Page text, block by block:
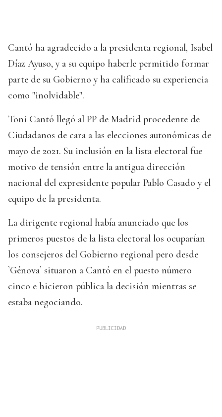
Cantó ha agradecido a la presidenta regional, Isabel
Díaz Ayuso, y a su equipo haberle permitido formar
parte de su Gobierno y ha calificado su experiencia
como "inolvidable".
Toni Cantó llegó al PP de Madrid procedente de
Ciudadanos de cara a las elecciones autonómicas de
mayo de 2021. Su inclusión en la lista electoral fue
motivo de tensión entre la antigua dirección
nacional del expresidente popular Pablo Casado y el
equipo de la presidenta.
La dirigente regional había anunciado que los
primeros puestos de la lista electoral los ocuparían
los consejeros del Gobierno regional pero desde
`Génova` situaron a Cantó en el puesto número
cinco e hicieron pública la decisión mientras se
estaba negociando.